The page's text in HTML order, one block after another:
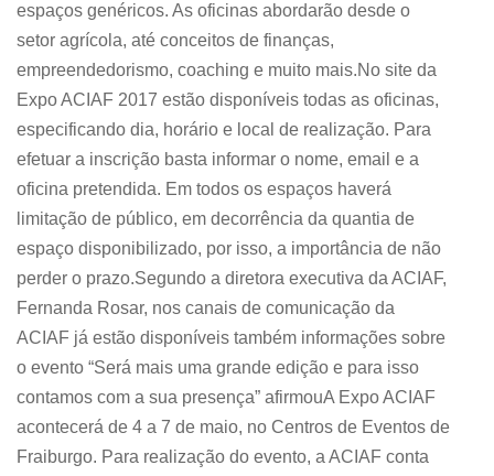
espaços genéricos. As oficinas abordarão desde o
setor agrícola, até conceitos de finanças,
empreendedorismo, coaching e muito mais.No site da
Expo ACIAF 2017 estão disponíveis todas as oficinas,
especificando dia, horário e local de realização. Para
efetuar a inscrição basta informar o nome, email e a
oficina pretendida. Em todos os espaços haverá
limitação de público, em decorrência da quantia de
espaço disponibilizado, por isso, a importância de não
perder o prazo.Segundo a diretora executiva da ACIAF,
Fernanda Rosar, nos canais de comunicação da
ACIAF já estão disponíveis também informações sobre
o evento “Será mais uma grande edição e para isso
contamos com a sua presença” afirmouA Expo ACIAF
acontecerá de 4 a 7 de maio, no Centros de Eventos de
Fraiburgo. Para realização do evento, a ACIAF conta